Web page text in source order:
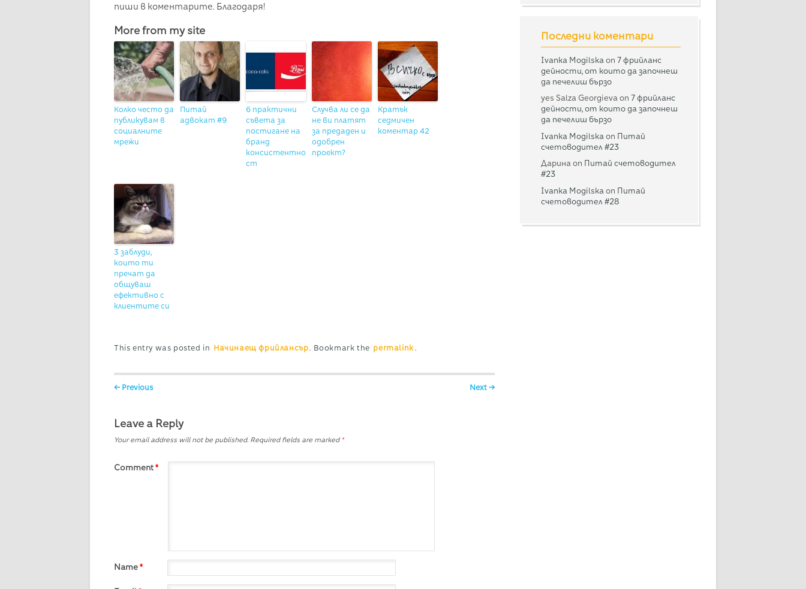
пиши в коментарите. Благодаря!
More from my site
Колко често да
публикувам в
социалните
мрежи
Питай
адвокат #9
6 практични
съвета за
постигане на
бранд
консистентно
ст
Случва ли се да
не ви платят
за предаден и
одобрен
проект?
Кратък
седмичен
коментар 42
3 заблуди,
които ти
пречат да
общуваш
ефективно с
клиентите си
This entry was posted in Начинаещ фрийлансър . Bookmark the permalink .
Post navigation
← Previous Next →
Leave a Reply
Your email address will not be published. Required fields are marked *
Comment*
Name*
Последни коментари
Ivanka Mogilska on7 фрийланс
дейности, от които да започнеш
да печелиш бързо
yes Salza Georgievaon7 фрийланс
дейности, от които да започнеш
да печелиш бързо
Ivanka Mogilska on Питай
счетоводител #23
Дарина on Питай счетоводител
#23
Ivanka Mogilska on Питай
счетоводител #28